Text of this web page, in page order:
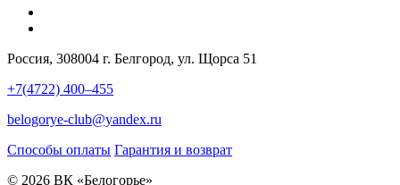
Россия, 308004 г. Белгород, ул. Щорса 51
+7(4722) 400–455
belogorye-club@yandex.ru
Способы оплаты Гарантия и возврат
© 2026 ВК «Белогорье»